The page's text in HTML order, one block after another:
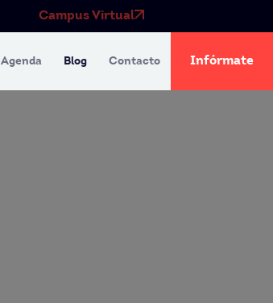
Campus Virtual
Agenda Blog Contacto Infórmate